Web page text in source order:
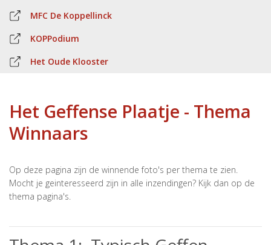
MFC De Koppellinck
KOPPodium
Het Oude Klooster
Het Geffense Plaatje - Thema
Winnaars
Op deze pagina zijn de winnende foto's per thema te zien.
Mocht je geinteresseerd zijn in alle inzendingen? Kijk dan op de
thema pagina's.